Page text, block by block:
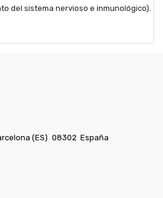
del sistema nervioso e inmunológico).
(ES) 08302 España